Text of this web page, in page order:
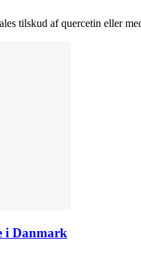
tilskud af quercetin eller
i Danmark